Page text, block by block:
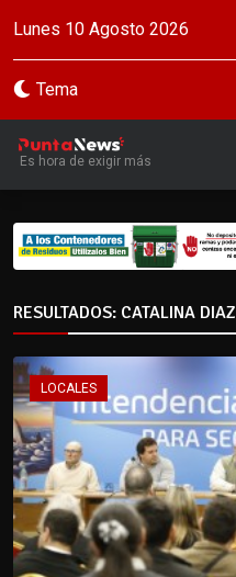
Lunes 10 Agosto 2026
Tema
Es hora de exigir más
RESULTADOS: CATALINA DIAZ
LOCALES